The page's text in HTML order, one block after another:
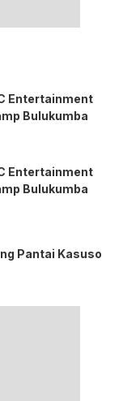
Entertainment
Bulukumba
Entertainment
Bulukumba
Pantai Kasuso